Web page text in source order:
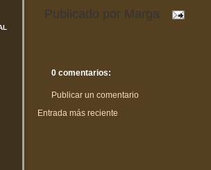
Publicado por Marga
0 comentarios:
Publicar un comentario
Entrada más reciente